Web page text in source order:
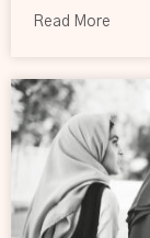
Read More